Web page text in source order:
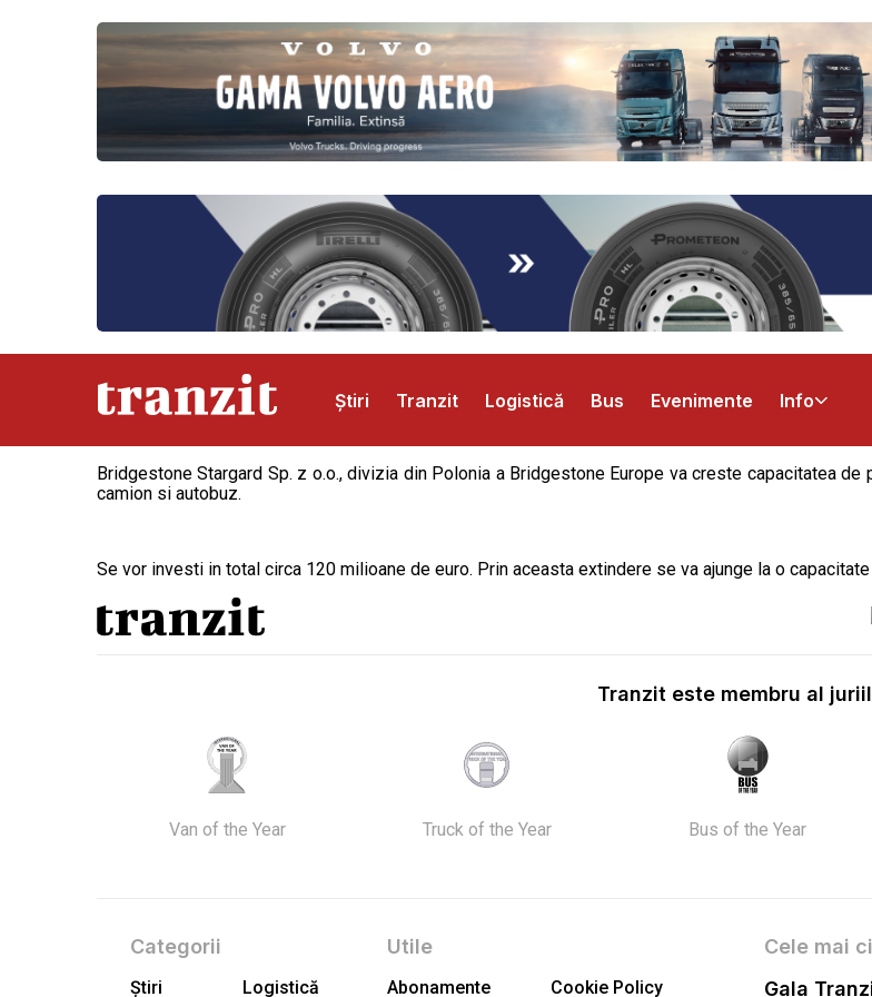
Știri Tranzit Logistică Bus Evenimente Info
Abonamente Publicitate Contact
Bridgestone Stargard Sp. z o.o., divizia din Polonia a Bridgestone Europe va creste capacitatea
camion si autobuz.
Se vor investi in total circa 120 milioane de euro. Prin aceasta extindere se va ajunge la o
Tranzit este membru al
Van of the Year Truck of the Year Bus of the Year
Categorii
Știri Logistică
Utile
Abonamente Cookie Policy
Cele mai